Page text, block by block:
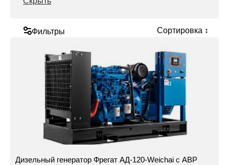
Фильтры Сортировка ↕
Дизельный генератор Фрегат АД-120-Weichai с АВР